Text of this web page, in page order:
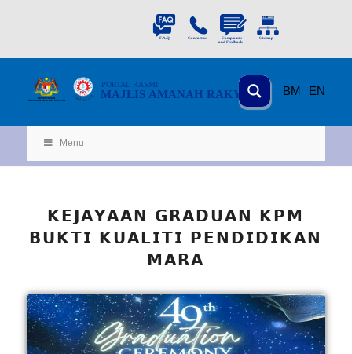
BM EN
MAJLIS AMANAH RAKYAT
PORTAL RASMI
KEMENTERIAN
KEMAJUAN DESA DAN WILA YAH
Menu
𝗞𝗘𝗝𝗔𝗬𝗔𝗔𝗡 𝗚𝗥𝗔𝗗𝗨𝗔𝗡 𝗞𝗣𝗠
𝗕𝗨𝗞𝗧𝗜 𝗞𝗨𝗔𝗟𝗜𝗧𝗜 𝗣𝗘𝗡𝗗𝗜𝗗𝗜𝗞𝗔𝗡
𝗠𝗔𝗥𝗔